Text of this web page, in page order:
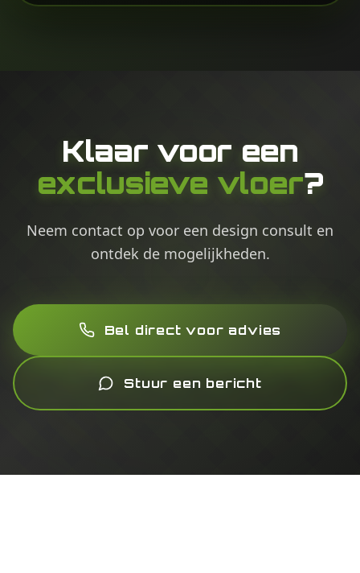
Klaar voor een
exclusieve vloer?
Neem contact op voor een design consult en
ontdek de mogelijkheden.
Bel direct voor advies
Stuur een bericht